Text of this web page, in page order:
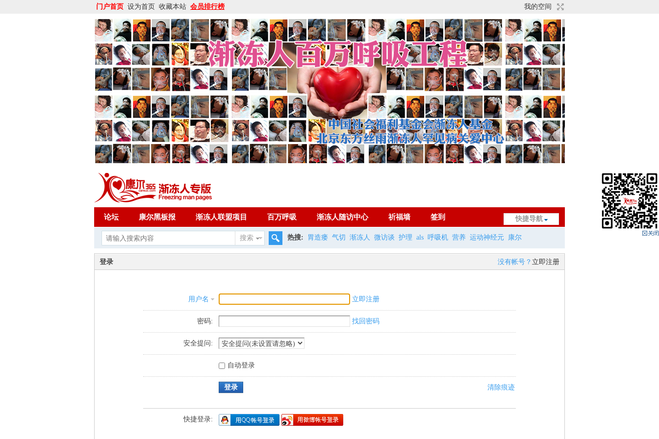
门户首页 设为首页 收藏本站 会员排行榜 我的空间
快捷导航
论坛 康尔黑板报 渐冻人联盟项目 百万呼吸 渐冻人随访中心 祈福墙 签到
搜索 热搜: 胃造瘘 气切 渐冻人 微访谈 护理 als 呼吸机 营养 运动神经元 康尔
没有帐号？ 立即注册
登录
用户名 立即注册
密码: 找回密码
安全提问:
自动登录
登录 清除痕迹
快捷登录: